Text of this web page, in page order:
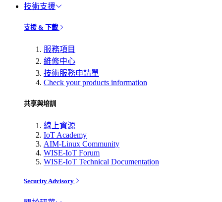
技術支援
支援 & 下載
服務項目
維修中心
技術服務申請單
Check your products information
共享與培訓
線上資源
IoT Academy
AIM-Linux Community
WISE-IoT Forum
WISE-IoT Technical Documentation
Security Advisory